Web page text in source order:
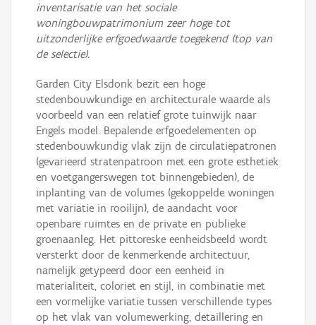
inventarisatie van het sociale
woningbouwpatrimonium zeer hoge tot
uitzonderlijke erfgoedwaarde toegekend (top van
de selectie).
Garden City Elsdonk bezit een hoge
stedenbouwkundige en architecturale waarde als
voorbeeld van een relatief grote tuinwijk naar
Engels model. Bepalende erfgoedelementen op
stedenbouwkundig vlak zijn de circulatiepatronen
(gevarieerd stratenpatroon met een grote esthetiek
en voetgangerswegen tot binnengebieden), de
inplanting van de volumes (gekoppelde woningen
met variatie in rooilijn), de aandacht voor
openbare ruimtes en de private en publieke
groenaanleg. Het pittoreske eenheidsbeeld wordt
versterkt door de kenmerkende architectuur,
namelijk getypeerd door een eenheid in
materialiteit, coloriet en stijl, in combinatie met
een vormelijke variatie tussen verschillende types
op het vlak van volumewerking, detaillering en